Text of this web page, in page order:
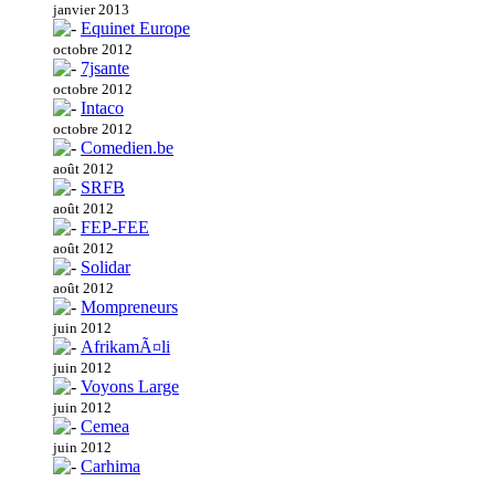
janvier 2013
Equinet Europe
octobre 2012
7jsante
octobre 2012
Intaco
octobre 2012
Comedien.be
août 2012
SRFB
août 2012
FEP-FEE
août 2012
Solidar
août 2012
Mompreneurs
juin 2012
AfrikamÃ¤li
juin 2012
Voyons Large
juin 2012
Cemea
juin 2012
Carhima